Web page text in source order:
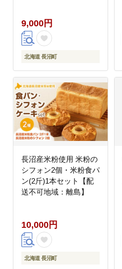
9,000円
北海道 長沼町
長沼産米粉使用 米粉の
シフォン2個・米粉食パ
ン(2斤)1本セット【配
送不可地域：離島】
10,000円
北海道 長沼町